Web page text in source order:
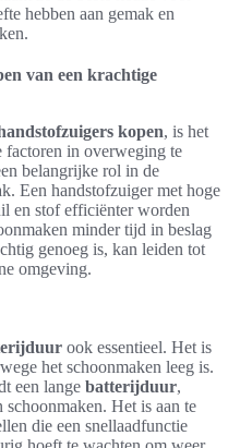
hebben aan gemak en
van een krachtige
kopen, is het
factoren in overweging te
belangrijke rol in de
Een handstofzuiger met hoge
en stof efficiënter worden
minder tijd in beslag
genoeg is, kan leiden tot
omgeving.
ook essentieel. Het is
het schoonmaken leeg is.
een lange batterijduur,
Het is aan te
die een snellaadfunctie